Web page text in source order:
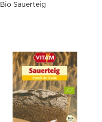
Bio Sauerteig